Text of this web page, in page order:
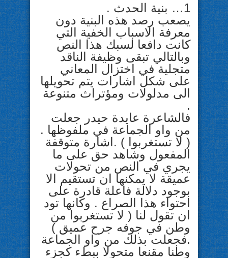
1… بنية الحدث .
يصعب رصد هذه البنية دون
معرفة الاسباب الخفية التي
كانت دافعا لسبك هذا النص
وبالتالي تبقى وظيفة الناقد
متجلية في اختزال المعاني
على شكل اشارات يتم تحويلها
الى مدلولات ومؤتراث متنوعة
.
فالشاعرة عايدة حيدر جعلت
من واو الجماعة في ملفوظها .
( لا تستغربوا ) .اشارة متوقفة
المفعول وشاهد حق على ما
يجري في النص من تحولات
عميقة لا يمكنها ان تستقيم الا
بوجود دلالة فاعلة قادرة على
احتواء هذا الصراع . وكانها تود
ان تقول لنا ( لا تستغربوا من
وطن في جوفه جرح عميق )
.فجعلت بذلك من واو الجماعة
وطنا مقنعا متحولا ببطء كجزء